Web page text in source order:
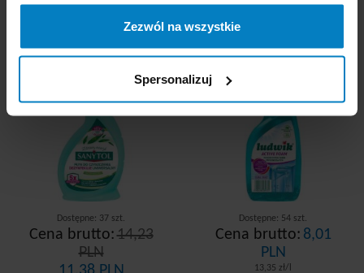
Zezwól na wszystkie
Spersonalizuj
płyn dezynfekujący
500ml Eukaliptusowy
Dostępne: 37 szt.
Cena brutto: 14,23
PLN
czyszczenia kabin
prysznicowych 600ml
Dostępne: 54 szt.
Cena brutto: 8,01
PLN
13,35 zł/l